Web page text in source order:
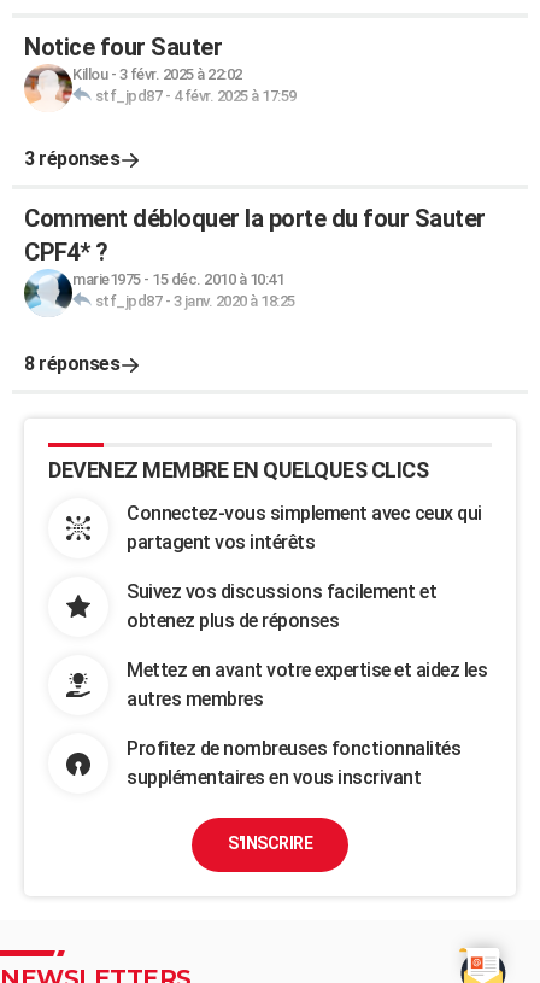
Notice four Sauter
Killou- 3 févr. 2025 à 22:02
stf_jpd87- 4 févr. 2025 à 17:59
3 réponses
Comment débloquer la porte du four Sauter
CPF4* ?
marie1975- 15 déc. 2010 à 10:41
stf_jpd87- 3 janv. 2020 à 18:25
8 réponses
DEVENEZ MEMBRE EN QUELQUES CLICS
Connectez-vous simplement avec ceux qui
partagent vos intérêts
Suivez vos discussions facilement et
obtenez plus de réponses
Mettez en avant votre expertise et aidez les
autres membres
Profitez de nombreuses fonctionnalités
supplémentaires en vous inscrivant
S'INSCRIRE